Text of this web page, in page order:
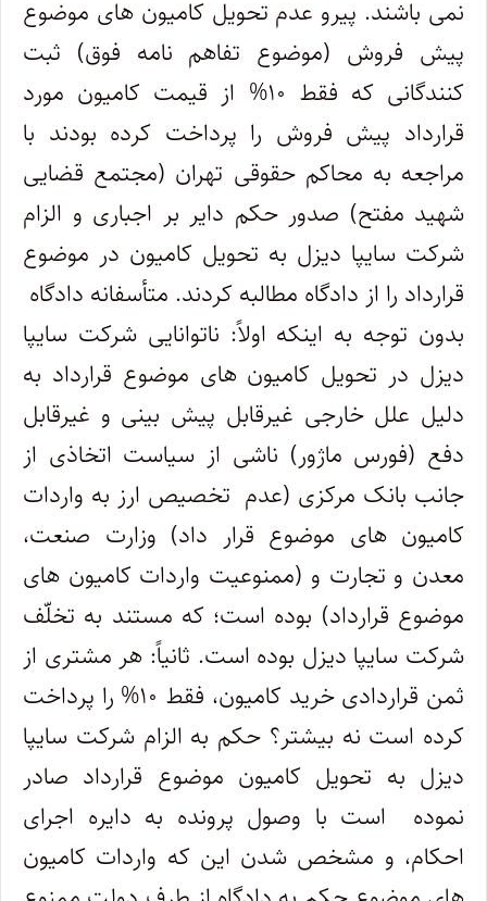
نمی باشند. پیرو عدم تحویل کامیون های موضوع
پیش فروش (موضوع تفاهم نامه فوق) ثبت
کنندگانی که فقط ۱۰% از قیمت کامیون مورد
قرارداد پیش فروش را پرداخت کرده بودند با
مراجعه به محاکم حقوقی تهران (مجتمع قضایی
شهید مفتح) صدور حکم دایر بر اجباری و الزام
شرکت سایپا دیزل به تحویل کامیون در موضوع
قرارداد را از دادگاه مطالبه کردند. متأسفانه دادگاه
بدون توجه به اینکه اولاً: ناتوانایی شرکت سایپا
دیزل در تحویل کامیون های موضوع قرارداد به
دلیل علل خارجی غیرقابل پیش بینی و غیرقابل
دفع (فورس ماژور) ناشی از سیاست اتخاذی از
جانب بانک مرکزی (عدم تخصیص ارز به واردات
کامیون های موضوع قرار داد) وزارت صنعت،
معدن و تجارت و (ممنوعیت واردات کامیون های
موضوع قرارداد) بوده است؛ که مستند به تخلّف
شرکت سایپا دیزل بوده است. ثانیاً: هر مشتری از
ثمن قراردادی خرید کامیون، فقط ۱۰% را پرداخت
کرده است نه بیشتر؟ حکم به الزام شرکت سایپا
دیزل به تحویل کامیون موضوع قرارداد صادر
نموده است با وصول پرونده به دایره اجرای
احکام، و مشخص شدن این که واردات کامیون